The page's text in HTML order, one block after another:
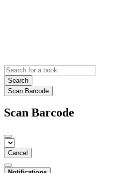
Search
Scan Barcode
Scan Barcode
Cancel